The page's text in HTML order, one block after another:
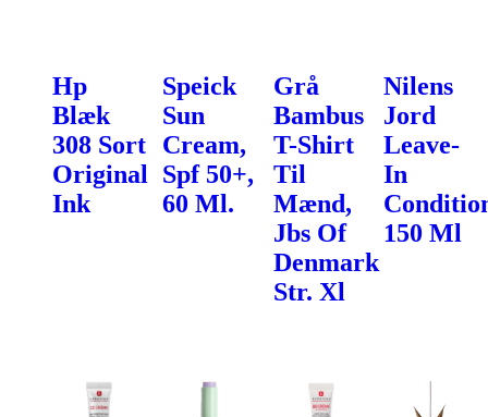
Hp
Blæk
308 Sort
Original
Ink
Speick
Sun
Cream,
Spf 50+,
60 Ml.
Grå
Bambus
T-Shirt
Til
Mænd,
Jbs Of
Denmark
Str. Xl
Nilens
Jord
Leave-
In
150 Ml